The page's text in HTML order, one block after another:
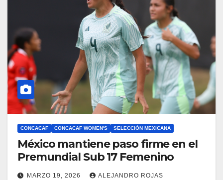
CONCACAF CONCACAF WOMEN'S SELECCIÓN MEXICANA
México mantiene paso firme en el
Premundial Sub 17 Femenino
MARZO 19, 2026 ALEJANDRO ROJAS